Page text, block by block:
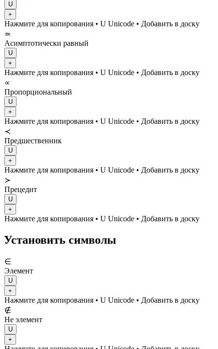
U
+
Нажмите для копирования • U Unicode • Добавить в доску
≃
Асимптотически равный
U
+
Нажмите для копирования • U Unicode • Добавить в доску
∝
Пропорциональный
U
+
Нажмите для копирования • U Unicode • Добавить в доску
≺
Предшественник
U
+
Нажмите для копирования • U Unicode • Добавить в доску
≻
Прецедит
U
+
Нажмите для копирования • U Unicode • Добавить в доску
Установить символы
∈
Элемент
U
+
Нажмите для копирования • U Unicode • Добавить в доску
∉
Не элемент
U
+